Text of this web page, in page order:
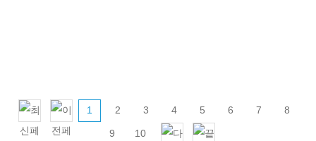
1 2 3 4 5 6 7 8
9 10